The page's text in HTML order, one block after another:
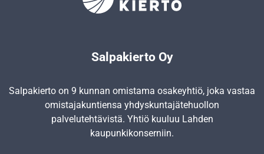
Salpakierto Oy
Salpakierto on 9 kunnan omistama osakeyhtiö, joka vastaa
omistajakuntiensa yhdyskunta­jätehuollon
palvelutehtävistä. Yhtiö kuuluu Lahden
kaupunkikonserniin.